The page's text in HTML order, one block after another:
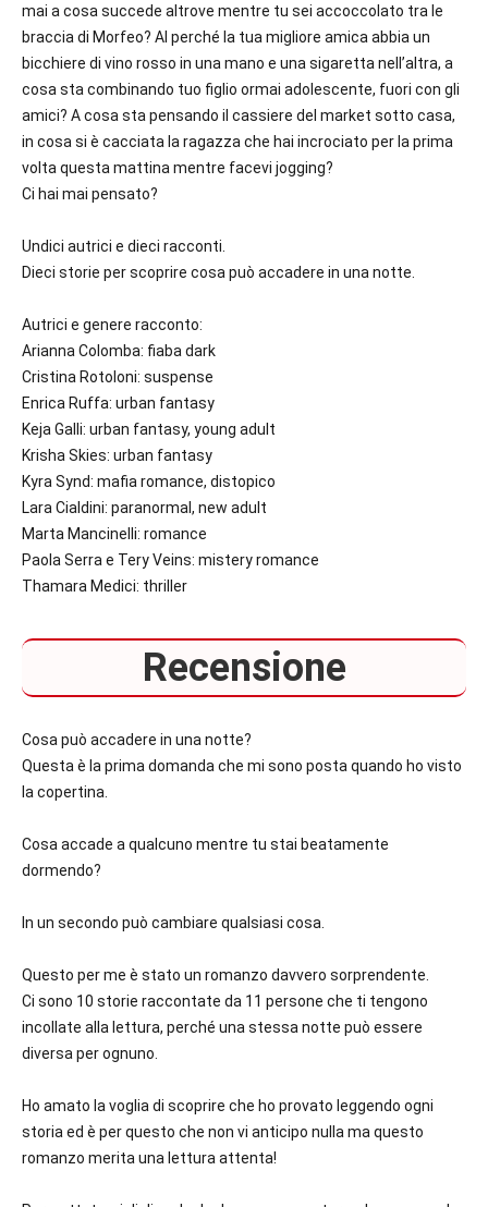
mai a cosa succede altrove mentre tu sei accoccolato tra le
braccia di Morfeo? Al perché la tua migliore amica abbia un
bicchiere di vino rosso in una mano e una sigaretta nell’altra, a
cosa sta combinando tuo figlio ormai adolescente, fuori con gli
amici? A cosa sta pensando il cassiere del market sotto casa,
in cosa si è cacciata la ragazza che hai incrociato per la prima
volta questa mattina mentre facevi jogging?
Ci hai mai pensato?
Undici autrici e dieci racconti.
Dieci storie per scoprire cosa può accadere in una notte.
Autrici e genere racconto:
Arianna Colomba: fiaba dark
Cristina Rotoloni: suspense
Enrica Ruffa: urban fantasy
Keja Galli: urban fantasy, young adult
Krisha Skies: urban fantasy
Kyra Synd: mafia romance, distopico
Lara Cialdini: paranormal, new adult
Marta Mancinelli: romance
Paola Serra e Tery Veins: mistery romance
Thamara Medici: thriller
Recensione
Cosa può accadere in una notte?
Questa è la prima domanda che mi sono posta quando ho visto
la copertina.
Cosa accade a qualcuno mentre tu stai beatamente
dormendo?
In un secondo può cambiare qualsiasi cosa.
Questo per me è stato un romanzo davvero sorprendente.
Ci sono 10 storie raccontate da 11 persone che ti tengono
incollate alla lettura, perché una stessa notte può essere
diversa per ognuno.
Ho amato la voglia di scoprire che ho provato leggendo ogni
storia ed è per questo che non vi anticipo nulla ma questo
romanzo merita una lettura attenta!